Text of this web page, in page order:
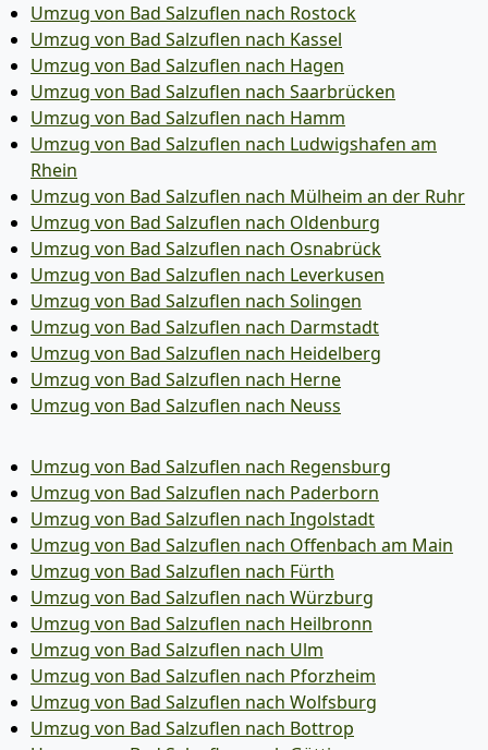
Umzug von Bad Salzuflen nach Rostock
Umzug von Bad Salzuflen nach Kassel
Umzug von Bad Salzuflen nach Hagen
Umzug von Bad Salzuflen nach Saarbrücken
Umzug von Bad Salzuflen nach Hamm
Umzug von Bad Salzuflen nach Ludwigshafen am
Rhein
Umzug von Bad Salzuflen nach Mülheim an der Ruhr
Umzug von Bad Salzuflen nach Oldenburg
Umzug von Bad Salzuflen nach Osnabrück
Umzug von Bad Salzuflen nach Leverkusen
Umzug von Bad Salzuflen nach Solingen
Umzug von Bad Salzuflen nach Darmstadt
Umzug von Bad Salzuflen nach Heidelberg
Umzug von Bad Salzuflen nach Herne
Umzug von Bad Salzuflen nach Neuss
Umzug von Bad Salzuflen nach Regensburg
Umzug von Bad Salzuflen nach Paderborn
Umzug von Bad Salzuflen nach Ingolstadt
Umzug von Bad Salzuflen nach Offenbach am Main
Umzug von Bad Salzuflen nach Fürth
Umzug von Bad Salzuflen nach Würzburg
Umzug von Bad Salzuflen nach Heilbronn
Umzug von Bad Salzuflen nach Ulm
Umzug von Bad Salzuflen nach Pforzheim
Umzug von Bad Salzuflen nach Wolfsburg
Umzug von Bad Salzuflen nach Bottrop